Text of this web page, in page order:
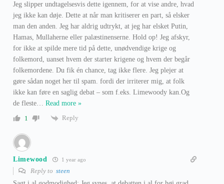
Jeg slipper undtagelsesvis dette igennem, for at vise andre, hvad
jeg ikke kan døje. Dette at når man kritiserer en part, så elsker
man den anden. Jeg har aldrig udtrykt, at jeg har elsket Putin,
Hamas, Mullaherne eller palæstinenserne. Hold op! Jeg afskyr,
for ikke at spilde mere tid på dette, unødvendige krige og
folkemord, uanset hvem der starter krigene og hvem der begår
folkemordene. Du fik én chance, tag ikke flere. Jeg plejer at
gøre sådan noget her til spam. fordi der irriterer mig, at folk
ikke kan føre en saglig debat – som f.eks. Limewoody kan.Og
de fleste… Read more »
1
Reply
Limewood 1 year ago
Reply to steen